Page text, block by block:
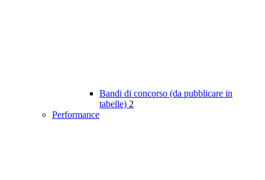
Bandi di concorso (da pubblicare in
tabelle) 2
Performance